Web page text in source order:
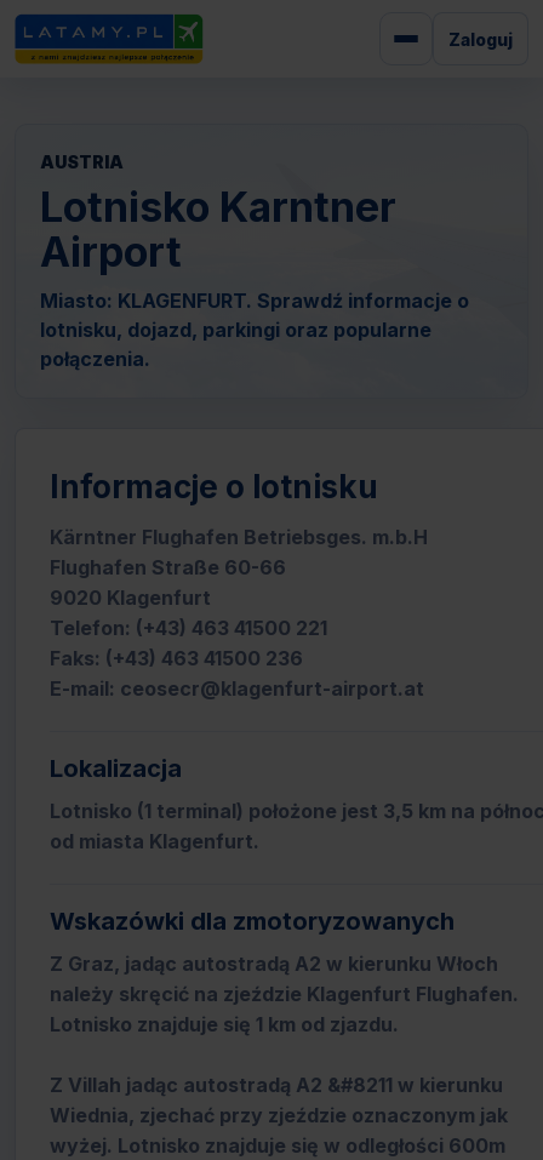
Zaloguj
AUSTRIA
Lotnisko Karntner
Airport
Miasto: KLAGENFURT. Sprawdź informacje o
lotnisku, dojazd, parkingi oraz popularne
połączenia.
Informacje o lotnisku
Kärntner Flughafen Betriebsges. m.b.H
Flughafen Straße 60-66
9020 Klagenfurt
Telefon: (+43) 463 41500 221
Faks: (+43) 463 41500 236
E-mail: ceosecr@klagenfurt-airport.at
Lokalizacja
Lotnisko (1 terminal) położone jest 3,5 km na
od miasta Klagenfurt.
Wskazówki dla zmotoryzowanych
Z Graz, jadąc autostradą A2 w kierunku Włoch
należy skręcić na zjeździe Klagenfurt Flughafen.
Lotnisko znajduje się 1 km od zjazdu.
Z Villah jadąc autostradą A2 &#8211 w kierunku
Wiednia, zjechać przy zjeździe oznaczonym jak
wyżej. Lotnisko znajduje się w odległości 600m